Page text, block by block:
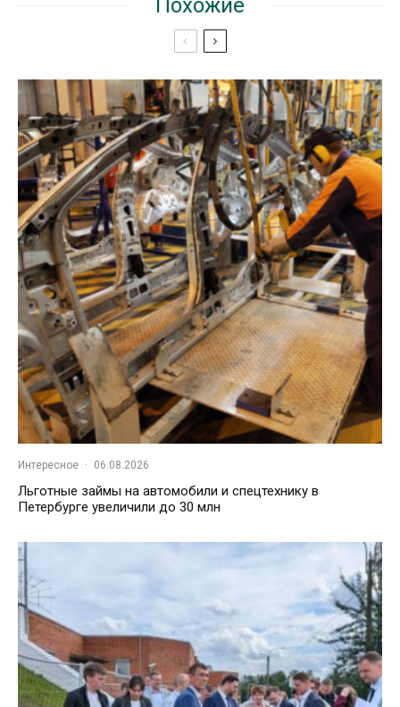
Похожие
Интересное · 06.08.2026
Льготные займы на автомобили и спецтехнику в
Петербурге увеличили до 30 млн